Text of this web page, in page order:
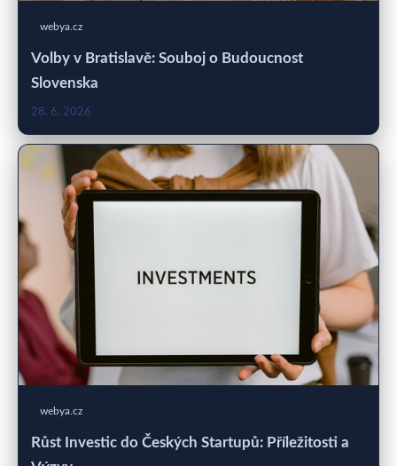
webya.cz
Volby v Bratislavě: Souboj o Budoucnost
Slovenska
28. 6. 2026
webya.cz
Růst Investic do Českých Startupů: Příležitosti a